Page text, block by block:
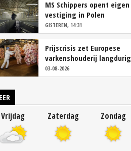
MS Schippers opent eigen
vestiging in Polen
GISTEREN, 14:31
Prijscrisis zet Europese
varkenshouderij langdurig
onder druk
03-08-2026
Vrijdag Zaterdag Zondag